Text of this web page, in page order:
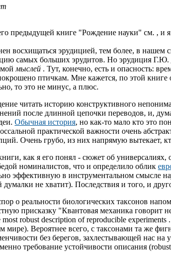
предыдущей книге "Рождение науки" см. , и я
восхищаться эрудицией, тем более, в
самых больших эрудитов. Но эрудиция Г.Ю.
мыслей . Тут, конечно, есть и опасность:
птичкам. Мне кажется, по этой
то это не минус, а плюс.
читать историю конструктивного
после длинной цепочки переводов, и,
Обычная история, но как-то мало кто это
практической важности очень
Очень грубо, из них напрямую вытекает,
как я его понял - сюжет об универсалиях,
номиналистов, что и определило облик
эффективную в инструментальном смысле
думалки не хватит). Последствия и того, и
о реальности биологических таксонов
присказку "Квантовая механика
robust description of reproducible experiments .
мире). Вероятнее всего, с таксонами та же
без берегов, захлестывающей нас
требование устойчивости описания